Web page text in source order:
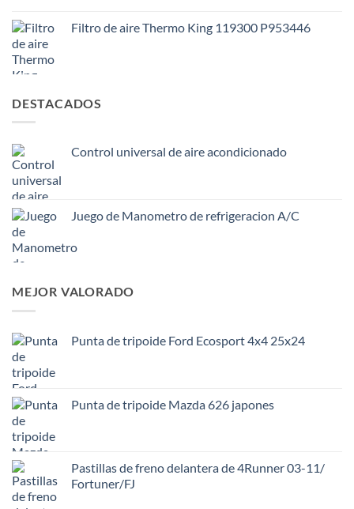
Filtro de aire Thermo King 119300 P953446
DESTACADOS
Control universal de aire acondicionado
Juego de Manometro de refrigeracion A/C
MEJOR VALORADO
Punta de tripoide Ford Ecosport 4x4 25x24
Punta de tripoide Mazda 626 japones
Pastillas de freno delantera de 4Runner 03-11/
Fortuner/FJ